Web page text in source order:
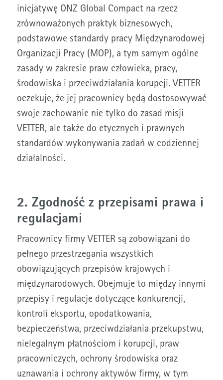
inicjatywę ONZ Global Compact na rzecz
zrównoważonych praktyk biznesowych,
podstawowe standardy pracy Międzynarodowej
Organizacji Pracy (MOP), a tym samym ogólne
zasady w zakresie praw człowieka, pracy,
środowiska i przeciwdziałania korupcji. VETTER
oczekuje, że jej pracownicy będą dostosowywać
swoje zachowanie nie tylko do zasad misji
VETTER, ale także do etycznych i prawnych
standardów wykonywania zadań w codziennej
działalności.
2. Zgodność z przepisami prawa i
regulacjami
Pracownicy firmy VETTER są zobowiązani do
pełnego przestrzegania wszystkich
obowiązujących przepisów krajowych i
międzynarodowych. Obejmuje to między innymi
przepisy i regulacje dotyczące konkurencji,
kontroli eksportu, opodatkowania,
bezpieczeństwa, przeciwdziałania przekupstwu,
nielegalnym płatnościom i korupcji, praw
pracowniczych, ochrony środowiska oraz
uznawania i ochrony aktywów firmy, w tym